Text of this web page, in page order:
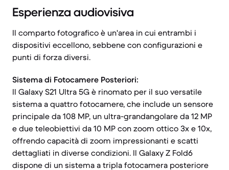
Esperienza audiovisiva
Il comparto fotografico è un'area in cui entrambi i
dispositivi eccellono, sebbene con configurazioni e
punti di forza diversi.
Sistema di Fotocamere Posteriori:
Il Galaxy S21 Ultra 5G è rinomato per il suo versatile
sistema a quattro fotocamere, che include un sensore
principale da 108 MP, un ultra-grandangolare da 12 MP
e due teleobiettivi da 10 MP con zoom ottico 3x e 10x,
offrendo capacità di zoom impressionanti e scatti
dettagliati in diverse condizioni. Il Galaxy Z Fold6
dispone di un sistema a tripla fotocamera posteriore